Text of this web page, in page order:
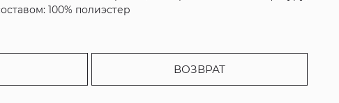
100% полиэстер
ВОЗВРАТ